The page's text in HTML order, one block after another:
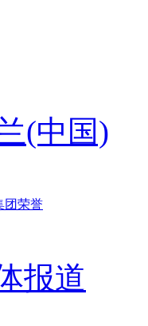
(中国)
团荣誉
报道